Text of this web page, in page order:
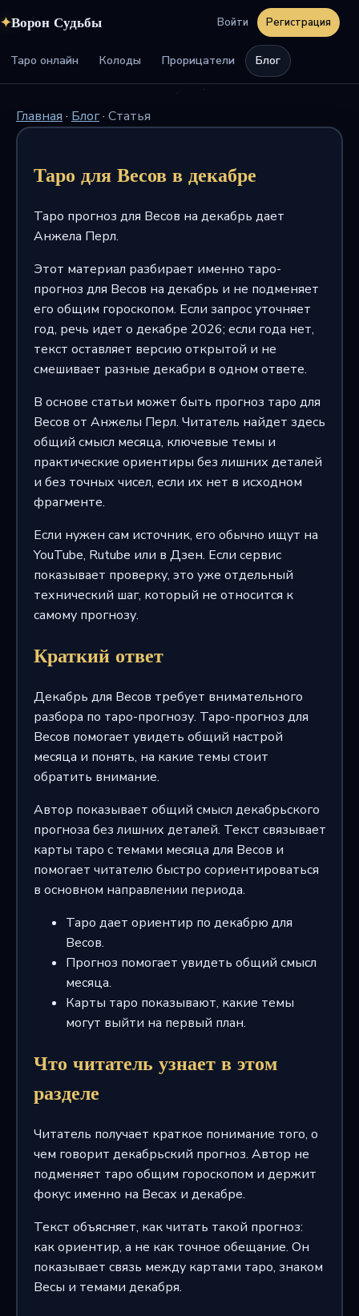
✦Ворон Судьбы
Таро онлайн Колоды Прорицатели Блог
Войти Регистрация
Главная · Блог· Статья
Таро для Весов в декабре
Таро прогноз для Весов на декабрь дает
Анжела Перл.
Этот материал разбирает именно таро-
прогноз для Весов на декабрь и не подменяет
его общим гороскопом. Если запрос уточняет
год, речь идет о декабре 2026; если года нет,
текст оставляет версию открытой и не
смешивает разные декабри в одном ответе.
В основе статьи может быть прогноз таро для
Весов от Анжелы Перл. Читатель найдет здесь
общий смысл месяца, ключевые темы и
практические ориентиры без лишних деталей
и без точных чисел, если их нет в исходном
фрагменте.
Если нужен сам источник, его обычно ищут на
YouTube, Rutube или в Дзен. Если сервис
показывает проверку, это уже отдельный
технический шаг, который не относится к
самому прогнозу.
Краткий ответ
Декабрь для Весов требует внимательного
разбора по таро-прогнозу. Таро-прогноз для
Весов помогает увидеть общий настрой
месяца и понять, на какие темы стоит
обратить внимание.
Автор показывает общий смысл декабрьского
прогноза без лишних деталей. Текст связывает
карты таро с темами месяца для Весов и
помогает читателю быстро сориентироваться
в основном направлении периода.
Таро дает ориентир по декабрю для
Весов.
Прогноз помогает увидеть общий смысл
месяца.
Карты таро показывают, какие темы
могут выйти на первый план.
Что читатель узнает в этом
разделе
Читатель получает краткое понимание того, о
чем говорит декабрьский прогноз. Автор не
подменяет таро общим гороскопом и держит
фокус именно на Весах и декабре.
Текст объясняет, как читать такой прогноз:
как ориентир, а не как точное обещание. Он
показывает связь между картами таро, знаком
Весы и темами декабря.